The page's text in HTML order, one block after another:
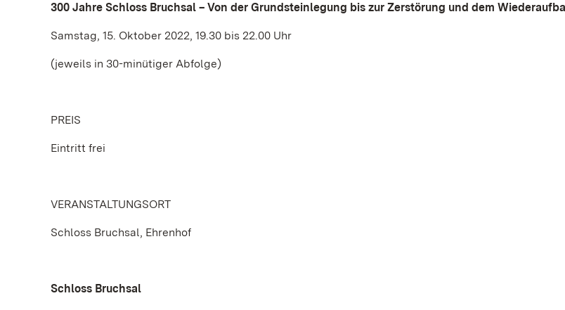
300 Jahre Schloss Bruchsal – Von der Grundsteinlegung bis zur Zerstörung und dem
Samstag, 15. Oktober 2022, 19.30 bis 22.00 Uhr
(jeweils in 30-minütiger Abfolge)
PREIS
Eintritt frei
VERANSTALTUNGSORT
Schloss Bruchsal, Ehrenhof
Schloss Bruchsal